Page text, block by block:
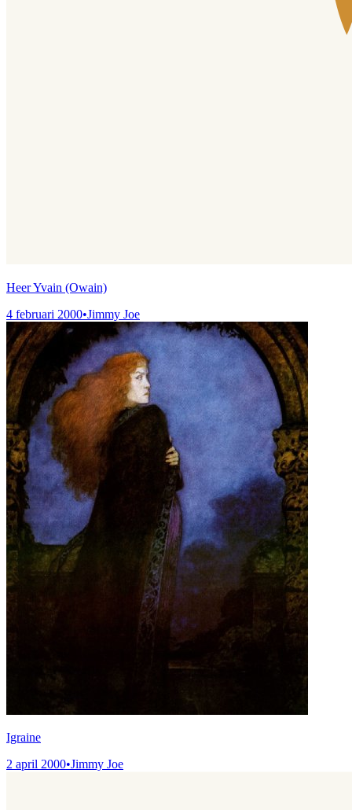
Heer Yvain (Owain)
4 februari 2000•Jimmy Joe
Igraine
2 april 2000•Jimmy Joe